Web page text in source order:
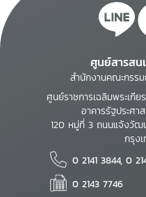
ศูนย์สารส
สำนักงานคณะกรร
ศูนย์ราชการเฉลิมพระเกี
อาคารรัฐประศ
120 หมู่ที่ 3 ถนนแจ้งวัฒ
กรุง
0 2141 3844, 0
0 2143 7746